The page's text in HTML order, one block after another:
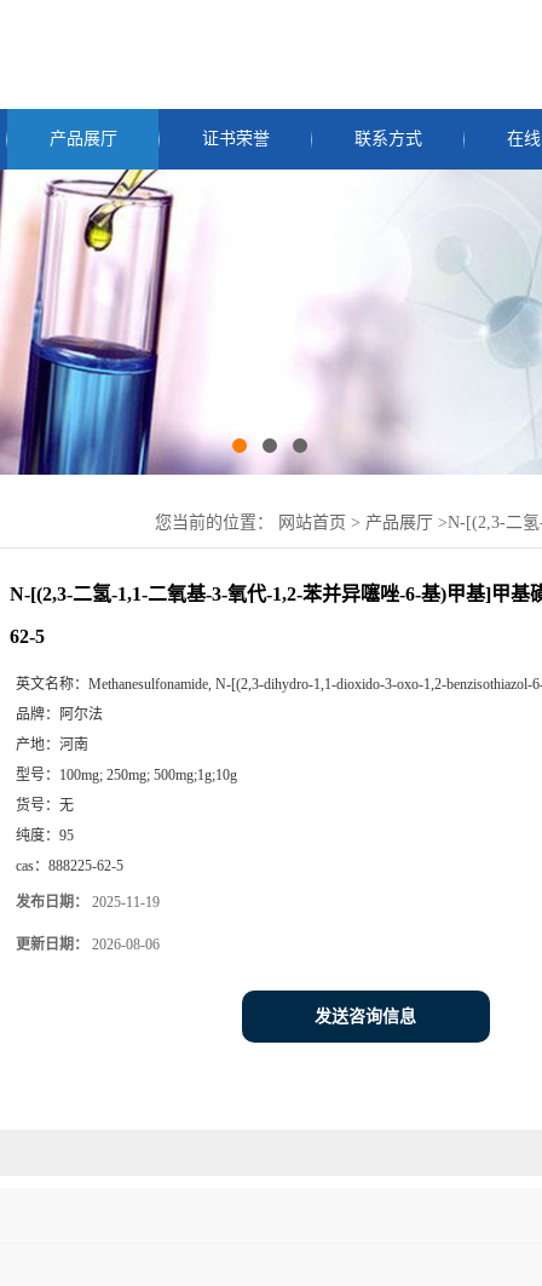
产品展厅 证书荣誉 联系方式 在
您当前的位置： 网站首页 > 产品展厅 >N-[(2,3-二
N-[(2,3-二氢-1,1-二氧基-3-氧代-1,2-苯并异噻唑-6-基)甲基]甲基
62-5
英文名称： Methanesulfonamide, N-[(2,3-dihydro-1,1-dioxido-3-oxo-1,2-benzisothiazol-
品牌：
阿尔法
产地： 河南
型号： 100mg; 250mg; 500mg;1g;10g
货号： 无
纯度： 95
cas： 888225-62-5
发布日期： 2025-11-19
更新日期： 2026-08-06
发送咨询信息